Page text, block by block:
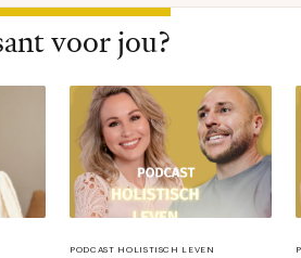
voor jou?
PODCAST HOLISTISCH LEVEN